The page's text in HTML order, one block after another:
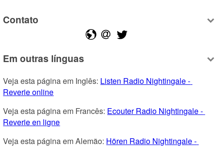
Contato
Em outras línguas
Veja esta página em Inglês: Listen Radio Nightingale -
Reverie online
Veja esta página em Francês: Ecouter Radio Nightingale -
Reverie en ligne
Veja esta página em Alemão: Hören Radio Nightingale -